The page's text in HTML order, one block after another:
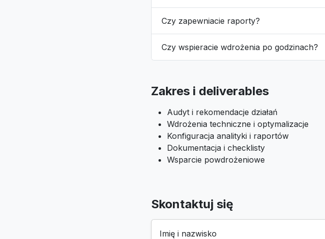
Czy zapewniacie raporty?
Czy wspieracie wdrożenia po godzinach?
Zakres i deliverables
Audyt i rekomendacje działań
Wdrożenia techniczne i optymalizacje
Konfiguracja analityki i raportów
Dokumentacja i checklisty
Wsparcie powdrożeniowe
Skontaktuj się
Imię i nazwisko